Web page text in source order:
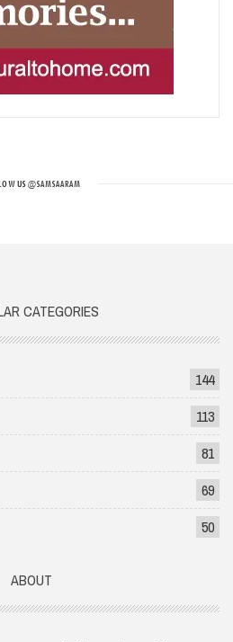
US@SAMSAARAM
CATEGORIES
144
113
81
69
50
ABOUT